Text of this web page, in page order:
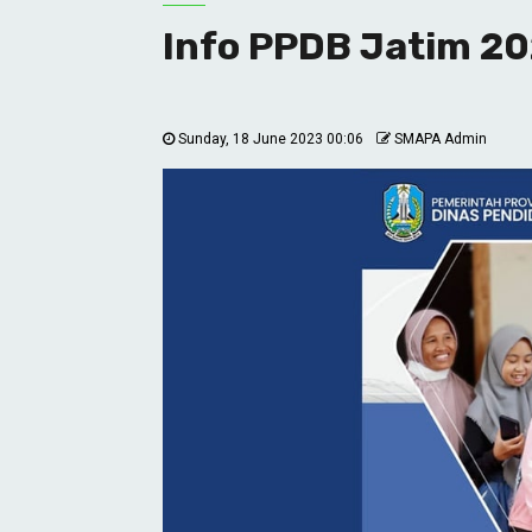
Info PPDB Jatim
Sunday, 18 June 2023 00:06 SMAPA Admin